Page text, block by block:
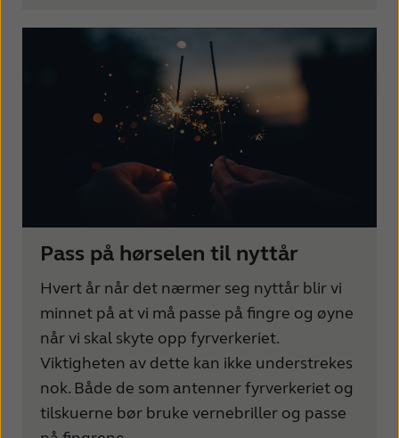
Pass på hørselen til nyttår
Hvert år når det nærmer seg nyttår blir vi
minnet på at vi må passe på fingre og øyne
når vi skal skyte opp fyrverkeriet.
Viktigheten av dette kan ikke understrekes
nok. Både de som antenner fyrverkeriet og
tilskuerne bør bruke vernebriller og passe